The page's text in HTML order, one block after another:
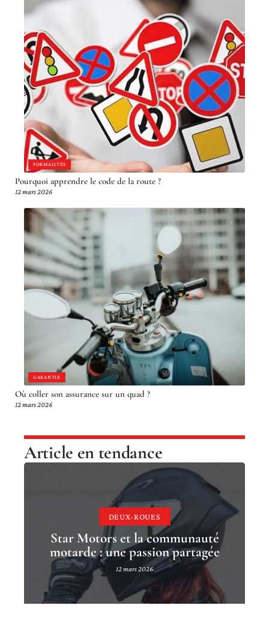
FORMALITÉS
Pourquoi apprendre le code de la route ?
12 mars 2026
GARANTIE
Où coller son assurance sur un quad ?
12 mars 2026
Article en tendance
DEUX-ROUES
Star Motors et la communauté
motarde : une passion partagée
12 mars 2026